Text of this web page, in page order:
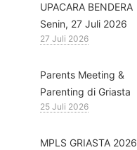
UPACARA BENDERA
Senin, 27 Juli 2026
27 Juli 2026
Parents Meeting &
Parenting di Griasta
25 Juli 2026
MPLS GRIASTA 2026